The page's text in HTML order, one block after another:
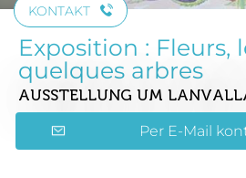
KONTAKT
Exposition : Fleurs,
quelques arbres
AUSSTELLUNG UM
Per E-Mail